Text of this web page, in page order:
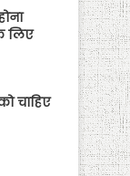
लिए
चाहिए